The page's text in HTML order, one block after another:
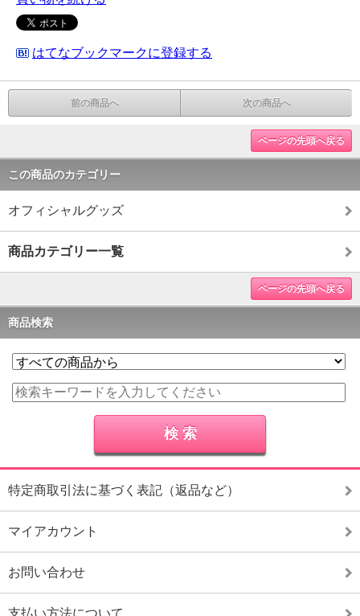
はてなブックマークに登録する
前の商品へ 次の商品へ
ページの先頭へ戻る
この商品のカテゴリー
オフィシャルグッズ
商品カテゴリー一覧
ページの先頭へ戻る
商品検索
特定商取引法に基づく表記（返品など）
マイアカウント
お問い合わせ
支払い方法について